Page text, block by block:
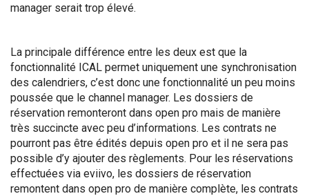
manager serait trop élevé.
La principale différence entre les deux est que la
fonctionnalité ICAL permet uniquement une synchronisation
des calendriers, c’est donc une fonctionnalité un peu moins
poussée que le channel manager. Les dossiers de
réservation remonteront dans open pro mais de manière
très succincte avec peu d’informations. Les contrats ne
pourront pas être édités depuis open pro et il ne sera pas
possible d’y ajouter des règlements. Pour les réservations
effectuées via eviivo, les dossiers de réservation
remontent dans open pro de manière complète, les contrats